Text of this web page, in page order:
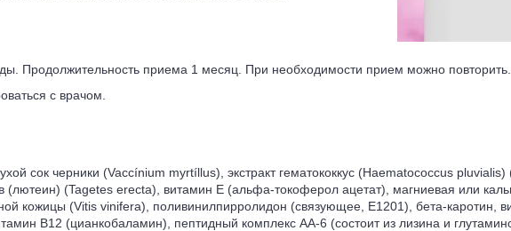
Продолжительность приема 1 месяц. При необходимости прием можно повторить.
с врачом.
сок черники (Vaccínium myrtíllus), экстракт гематококкус (Haematococcus pluvialis)
(лютеин) (Tagetes erecta), витамин Е (альфа-токоферол ацетат), магниевая или
кожицы (Vitis vinifera), поливинилпирролидон (связующее, Е1201), бета-каротин,
В12 (цианкобаламин), пептидный комплекс АА-6 (состоит из лизина и